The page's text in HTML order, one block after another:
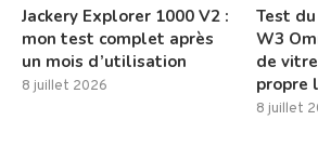
Jackery Explorer 1000 V2 :
mon test complet après
un mois d’utilisation
8 juillet 2026
Test
W3
de
propre
8 juillet